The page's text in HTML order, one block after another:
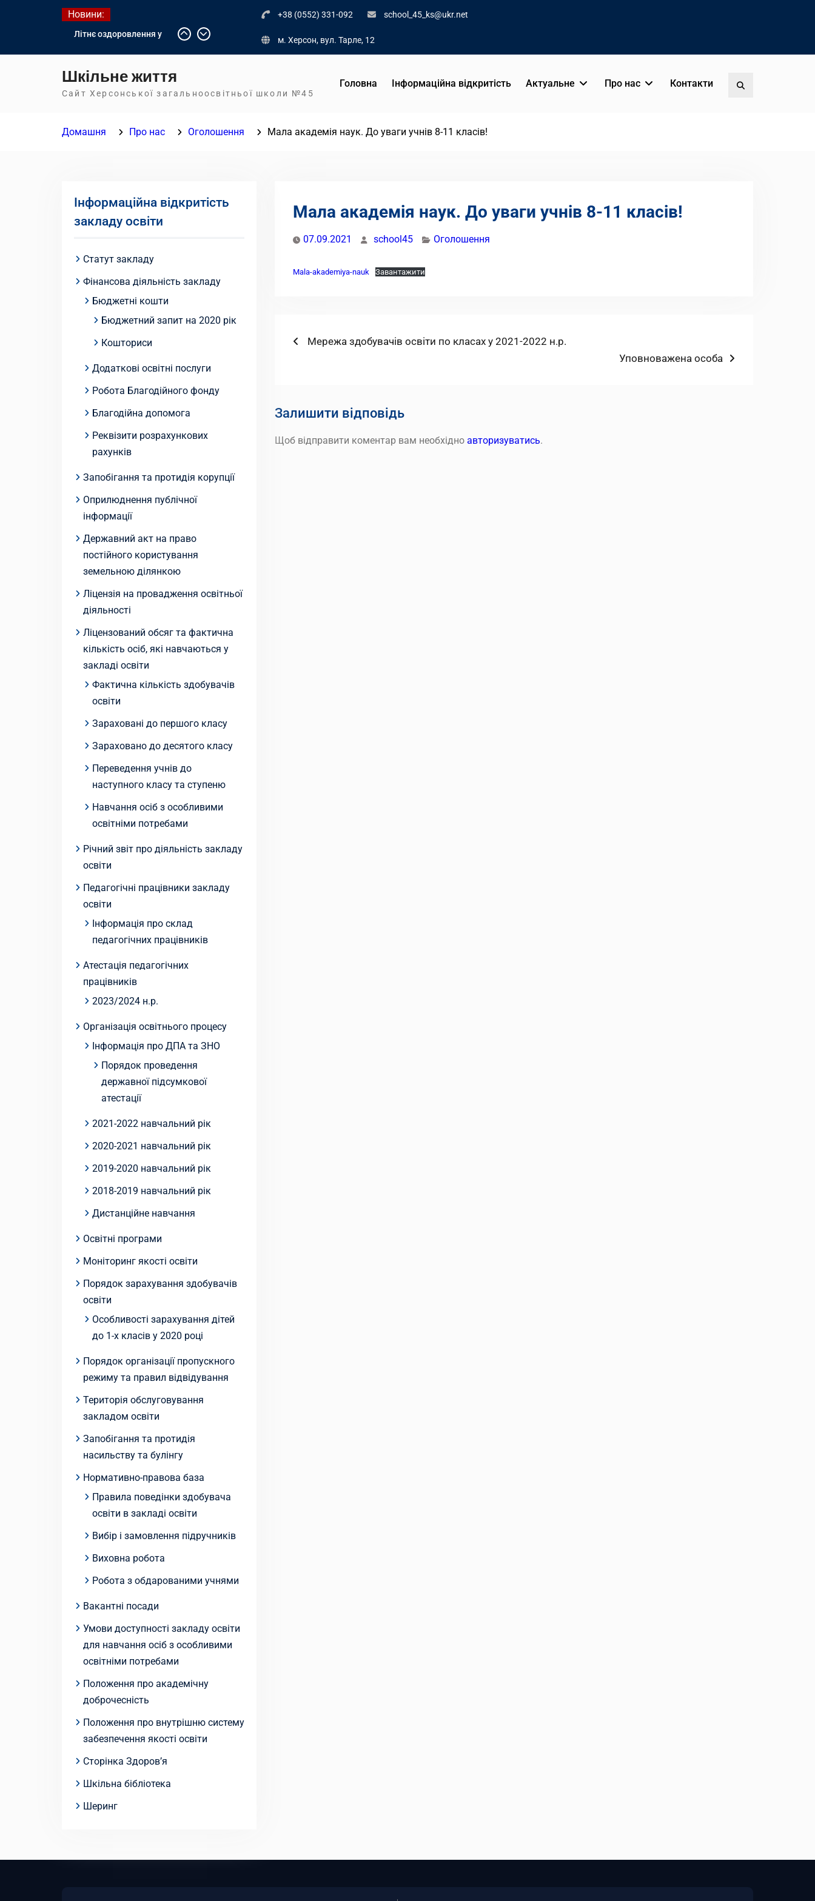
Новини:
Літнє оздоровлення у
Інформація про вступ
молоді з тимчасово
освіти
+38 (0552) 331-092 school_45_ks@ukr.net
м. Херсон, вул. Тарле, 12
Шкільне життя
Сайт Херсонської загальноосвітньої школи №45
Головна Інформаційна відкритість Актуальне Про нас Контакти
Домашня Про нас Оголошення Мала академія наук. До уваги учнів 8-11 класів!
Мала академія наук. До уваги учнів 8-11 класів!
07.09.2021 school45 Оголошення
Mala-akademiya-nauk Завантажити
Навігація
Попередній
Мережа здобувачів освіти по класах у 2021-2022 н.р.
Наступний
Уповноважена особа
Залишити відповідь
Щоб відправити коментар вам необхідно авторизуватись.
Інформаційна відкритість
закладу освіти
Статут закладу
Фінансова діяльність закладу
Бюджетні кошти
Бюджетний запит на 2020 рік
Кошториси
Додаткові освітні послуги
Робота Благодійного фонду
Благодійна допомога
Реквізити розрахункових
рахунків
Запобігання та протидія корупції
Оприлюднення публічної
інформації
Державний акт на право
постійного користування
земельною ділянкою
Ліцензія на провадження освітньої
діяльності
Ліцензований обсяг та фактична
кількість осіб, які навчаються у
закладі освіти
Фактична кількість здобувачів
освіти
Зараховані до першого класу
Зараховано до десятого класу
Переведення учнів до
наступного класу та ступеню
Навчання осіб з особливими
освітніми потребами
Річний звіт про діяльність закладу
освіти
Педагогічні працівники закладу
освіти
Інформація про склад
педагогічних працівників
Атестація педагогічних
працівників
2023/2024 н.р.
Організація освітнього процесу
Інформація про ДПА та ЗНО
Порядок проведення
державної підсумкової
атестації
2021-2022 навчальний рік
2020-2021 навчальний рік
2019-2020 навчальний рік
2018-2019 навчальний рік
Дистанційне навчання
Освітні програми
Моніторинг якості освіти
Порядок зарахування здобувачів
освіти
Особливості зарахування дітей
до 1-х класів у 2020 році
Порядок організації пропускного
режиму та правил відвідування
Територія обслуговування
закладом освіти
Запобігання та протидія
насильству та булінгу
Нормативно-правова база
Правила поведінки здобувача
освіти в закладі освіти
Вибір і замовлення підручників
Виховна робота
Робота з обдарованими учнями
Вакантні посади
Умови доступності закладу освіти
для навчання осіб з особливими
освітніми потребами
Положення про академічну
доброчесність
Положення про внутрішню систему
забезпечення якості освіти
Сторінка Здоров’я
Шкільна бібліотека
Шеринг